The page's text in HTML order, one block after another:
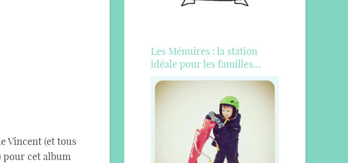
Vincent (et tous
pour cet album
Les Ménuires : la station
idéale pour les familles…